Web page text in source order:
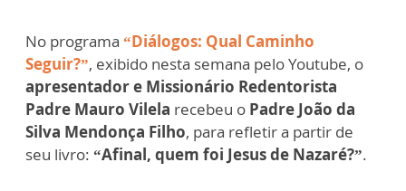
No programa “Diálogos: Qual Caminho
Seguir?”, exibido nesta semana pelo Youtube, o
apresentador e Missionário Redentorista
Padre Mauro Vilela recebeu o Padre João da
Silva Mendonça Filho, para refletir a partir de
seu livro: “Afinal, quem foi Jesus de Nazaré?”.